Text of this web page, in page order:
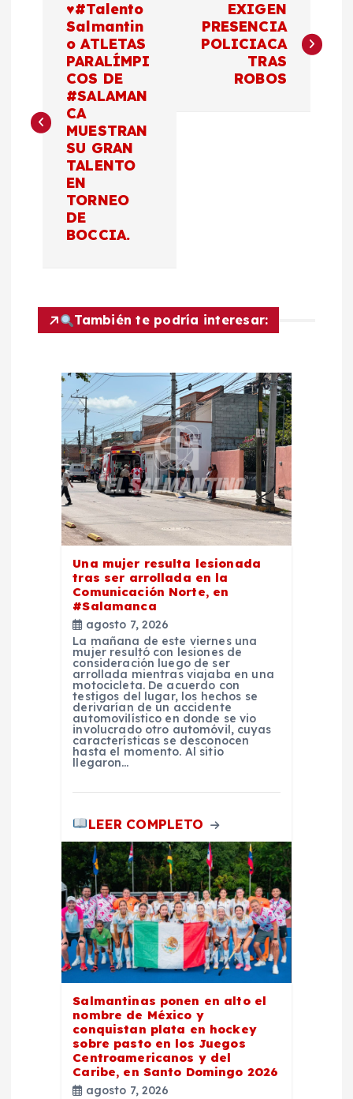
e
ó
n
♥️#Talento
Salmantin
o ATLETAS
PARALÍMPI
COS DE
#SALAMAN
CA
MUESTRAN
SU GRAN
TALENTO
EN
TORNEO
DE
BOCCIA.
EXIGEN
PRESENCIA
POLICIACA
TRAS
ROBOS
También te podría interesar:
Una mujer resulta lesionada
tras ser arrollada en la
Comunicación Norte, en
#Salamanca
agosto 7, 2026
La mañana de este viernes una
mujer resultó con lesiones de
consideración luego de ser
arrollada mientras viajaba en una
motocicleta. De acuerdo con
testigos del lugar, los hechos se
derivarían de un accidente
automovilístico en donde se vio
involucrado otro automóvil, cuyas
características se desconocen
hasta el momento. Al sitio
llegaron…
LEER COMPLETO
Salmantinas ponen en alto el
nombre de México y
conquistan plata en hockey
sobre pasto en los Juegos
Centroamericanos y del
Caribe, en Santo Domingo 2026
agosto 7, 2026